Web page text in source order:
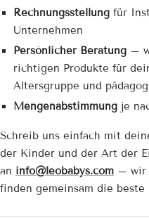
Rechnungsstellungfür
Unternehmen
Persönlicher Beratung–
richtigen Produkte für
Altersgruppe und
Mengenabstimmungje
Schreib uns einfach mit
der Kinder und der Art der
an info@leobabys.com – wir
finden gemeinsam die beste